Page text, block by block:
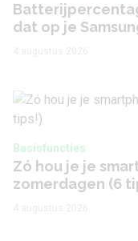
dat op je
Basisfuncties
Zó hou je je
zomerdagen (6